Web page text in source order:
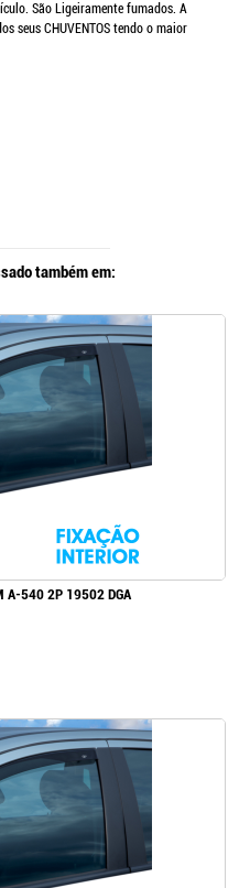
São Ligeiramente fumados. A
seus CHUVENTOS tendo o maior
também em:
A-540 2P 19502 DGA